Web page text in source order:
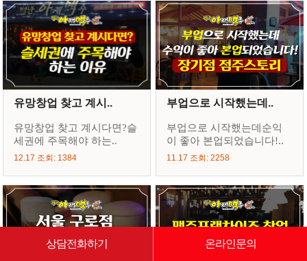
유망창업 찾고 계시..
유망창업 찾고 계시다면?슬
세권에 주목해야 하는..
12.17 조회: 1384
부업으로 시작했는데..
부업으로 시작했는데순익
이 좋아 본업되었습니다!..
11.17 조회: 2258
상담전화하기 온라인문의